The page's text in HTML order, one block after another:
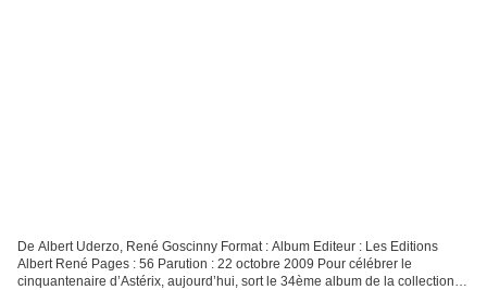
De Albert Uderzo, René Goscinny Format : Album Editeur : Les Editions
Albert René Pages : 56 Parution : 22 octobre 2009 Pour célébrer le
cinquantenaire d’Astérix, aujourd’hui, sort le 34ème album de la collection